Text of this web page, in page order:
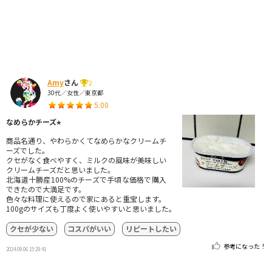
Amyさん
2
30代／女性／東京都
5.00
なめらかチーズ⭐︎
商品名通り、やわらかくてなめらかなクリームチ
ーズでした。
クセがなく食べやすく、ミルクの風味が美味しい
クリームチーズだと思いました。
北海道十勝産100%のチーズで手頃な価格で購入
できたので大満足です。
色々な料理に使えるので家にあると重宝します。
100gのサイズも丁度よく使いやすいと思いました。
クセが少ない
コスパがいい リピートしたい
2024.09.06 15:29:41 参考になった！